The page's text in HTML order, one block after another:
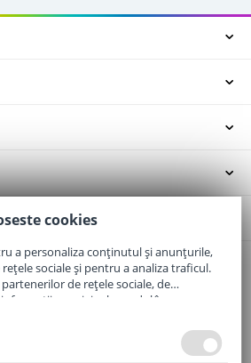
Oradea, Jud. Bihor
cookies
a personaliza conținutul și anunțurile,
sociale și pentru a analiza traficul.
de rețele sociale, de
cu privire la modul în care
le pot combina cu alte informații